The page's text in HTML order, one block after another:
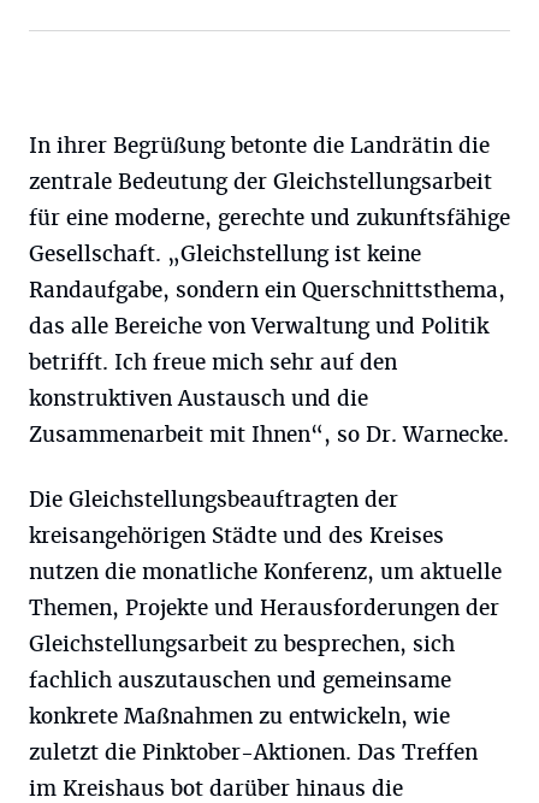
In ihrer Begrüßung betonte die Landrätin die
zentrale Bedeutung der Gleichstellungsarbeit
für eine moderne, gerechte und zukunftsfähige
Gesellschaft. „Gleichstellung ist keine
Randaufgabe, sondern ein Querschnittsthema,
das alle Bereiche von Verwaltung und Politik
betrifft. Ich freue mich sehr auf den
konstruktiven Austausch und die
Zusammenarbeit mit Ihnen“, so Dr. Warnecke.
Die Gleichstellungsbeauftragten der
kreisangehörigen Städte und des Kreises
nutzen die monatliche Konferenz, um aktuelle
Themen, Projekte und Herausforderungen der
Gleichstellungsarbeit zu besprechen, sich
fachlich auszutauschen und gemeinsame
konkrete Maßnahmen zu entwickeln, wie
zuletzt die Pinktober-Aktionen. Das Treffen
im Kreishaus bot darüber hinaus die